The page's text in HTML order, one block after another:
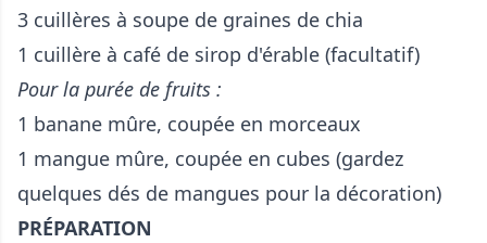
3 cuillères à soupe de graines de chia
1 cuillère à café de sirop d'érable (facultatif)
Pour la purée de fruits :
1 banane mûre, coupée en morceaux
1 mangue mûre, coupée en cubes (gardez
quelques dés de mangues pour la décoration)
PRÉPARATION